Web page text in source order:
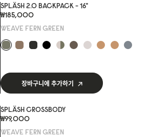
SPLÄSH 2.0 BACKPACK - 16"
₩185,000
WEAVE FERN GREEN
장바구니에 추가하기
SPLÄSH CROSSBODY
₩99,000
WEAVE FERN GREEN